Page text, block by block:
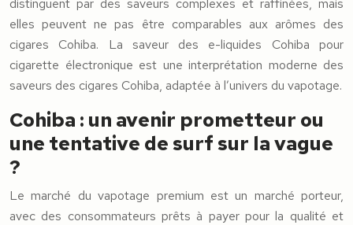
distinguent par des saveurs complexes et raffinées, mais
elles peuvent ne pas être comparables aux arômes des
cigares Cohiba. La saveur des e-liquides Cohiba pour
cigarette électronique est une interprétation moderne des
saveurs des cigares Cohiba, adaptée à l’univers du vapotage.
Cohiba : un avenir prometteur ou
une tentative de surf sur la vague
?
Le marché du vapotage premium est un marché porteur,
avec des consommateurs prêts à payer pour la qualité et